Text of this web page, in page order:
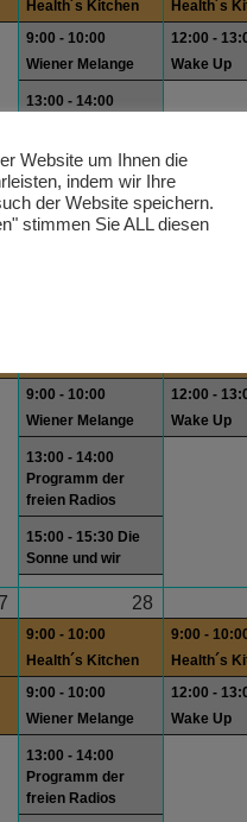
Health´s Kitchen
9:00 - 10:00
Wiener Melange
13:00 - 14:00
14:00 - 15:00
Subject Woman
Health´s
12:00 -
Wake Up
9:00 - 10:00
Wiener Melange
13:00 - 14:00
Programm der
freien Radios
15:00 - 15:30 Die
Sonne und wir
Health´s
12:00 -
Wake Up
28
9:00 - 10:00
Health´s Kitchen
9:00 - 10:00
Wiener Melange
13:00 - 14:00
Programm der
freien Radios
9:00 -
Health´s
12:00 -
Wake Up
Website um Ihnen die
indem wir Ihre
der Website speichern.
stimmen Sie ALL diesen